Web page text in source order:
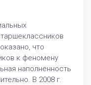
что
к феномену
наполненность
В 2008 г.